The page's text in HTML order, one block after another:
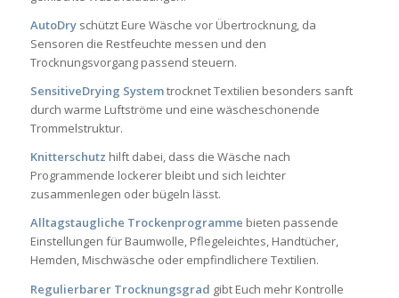
AutoDryschützt Eure Wäsche vor Übertrocknung, da
Sensoren die Restfeuchte messen und den
Trocknungsvorgang passend steuern.
SensitiveDrying Systemtrocknet Textilien besonders sanft
durch warme Luftströme und eine wäscheschonende
Trommelstruktur.
Knitterschutz hilft dabei, dass die Wäsche nach
Programmende lockerer bleibt und sich leichter
zusammenlegen oder bügeln lässt.
Alltagstaugliche Trockenprogramme bieten passende
Einstellungen für Baumwolle, Pflegeleichtes, Handtücher,
Hemden, Mischwäsche oder empfindlichere Textilien.
Regulierbarer Trocknungsgrad gibt Euch mehr Kontrolle